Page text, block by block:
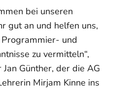
bei unseren
gut an und helfen uns,
und
zu vermitteln“,
Günther, der die AG
Mirjam Kinne ins